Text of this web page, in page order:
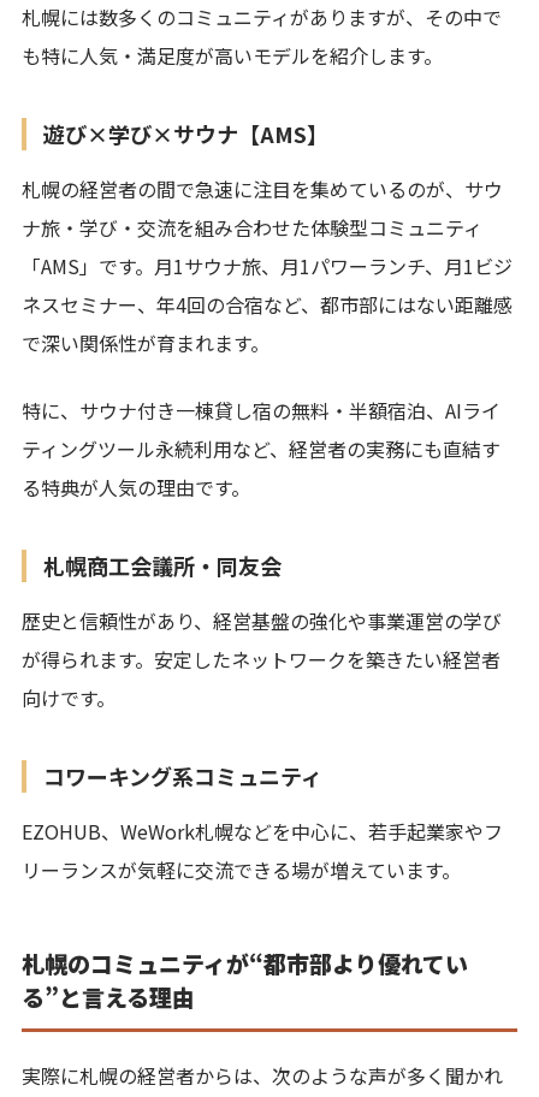
札幌には数多くのコミュニティがありますが、その中で
も特に人気・満足度が高いモデルを紹介します。
遊び×学び×サウナ【AMS】
札幌の経営者の間で急速に注目を集めているのが、サウ
ナ旅・学び・交流を組み合わせた体験型コミュニティ
「AMS」です。月1サウナ旅、月1パワーランチ、月1ビジ
ネスセミナー、年4回の合宿など、都市部にはない距離感
で深い関係性が育まれます。
特に、サウナ付き一棟貸し宿の無料・半額宿泊、AIライ
ティングツール永続利用など、経営者の実務にも直結す
る特典が人気の理由です。
札幌商工会議所・同友会
歴史と信頼性があり、経営基盤の強化や事業運営の学び
が得られます。安定したネットワークを築きたい経営者
向けです。
コワーキング系コミュニティ
EZOHUB、WeWork札幌などを中心に、若手起業家やフ
リーランスが気軽に交流できる場が増えています。
札幌のコミュニティが“都市部より優れてい
る”と言える理由
実際に札幌の経営者からは、次のような声が多く聞かれ